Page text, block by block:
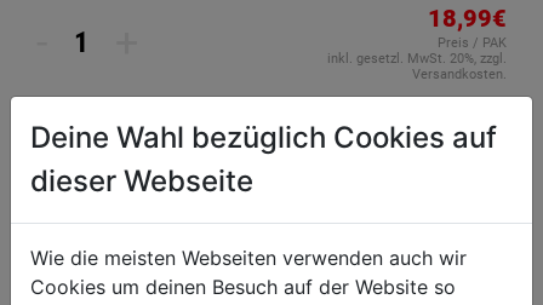
18,99€
Preis / PAK
inkl. gesetzl. MwSt. 20%, zzgl.
Versandkosten.
Deine Wahl bezüglich Cookies auf
dieser Webseite
Wie die meisten Webseiten verwenden auch wir
Cookies um deinen Besuch auf der Website so